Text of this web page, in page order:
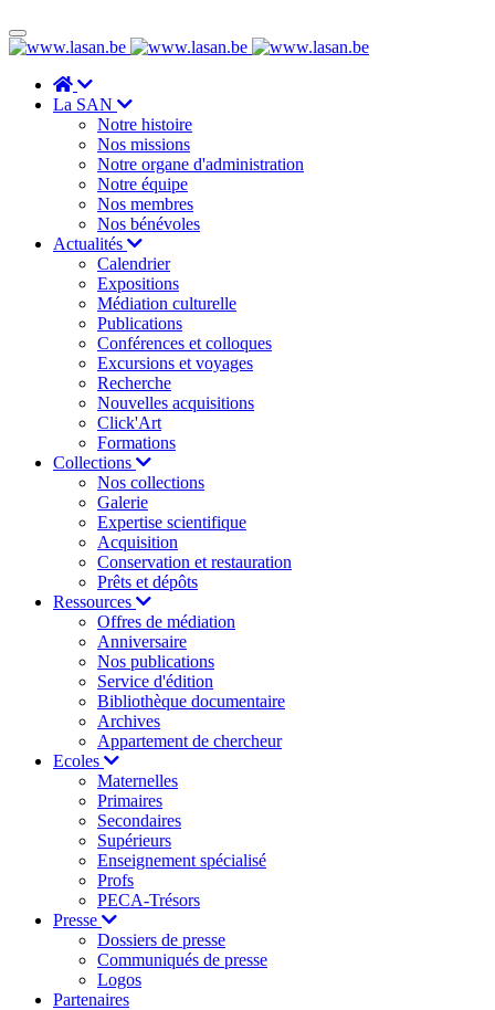
La SAN
Notre histoire
Nos missions
Notre organe d'administration
Notre équipe
Nos membres
Nos bénévoles
Actualités
Calendrier
Expositions
Médiation culturelle
Publications
Conférences et colloques
Excursions et voyages
Recherche
Nouvelles acquisitions
Click'Art
Formations
Collections
Nos collections
Galerie
Expertise scientifique
Acquisition
Conservation et restauration
Prêts et dépôts
Ressources
Offres de médiation
Anniversaire
Nos publications
Service d'édition
Bibliothèque documentaire
Archives
Appartement de chercheur
Ecoles
Maternelles
Primaires
Secondaires
Supérieurs
Enseignement spécialisé
Profs
PECA-Trésors
Presse
Dossiers de presse
Communiqués de presse
Logos
Partenaires